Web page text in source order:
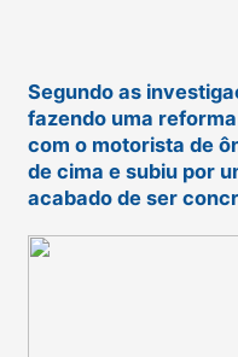
Segundo as
fazendo uma
com o motorista de
de cima e subiu por
acabado de ser